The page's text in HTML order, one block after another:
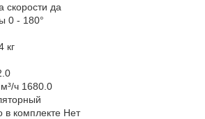
скорости да
0 - 180°
кг
ч 1680.0
в комплекте Нет